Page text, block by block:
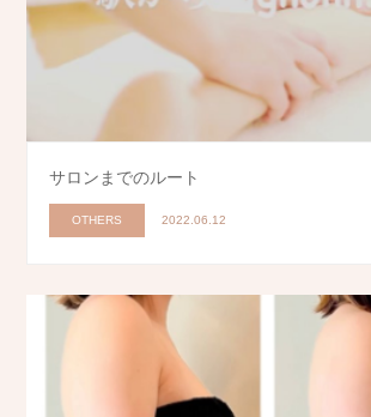
サロンまでのルート
OTHERS 2022.06.12